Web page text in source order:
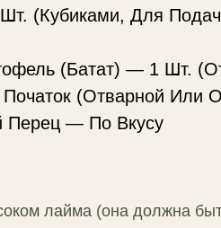
(Кубиками, Для
(Батат) — 1 Шт.
(Отварной Или
Перец — По Вкусу
лайма (она должна